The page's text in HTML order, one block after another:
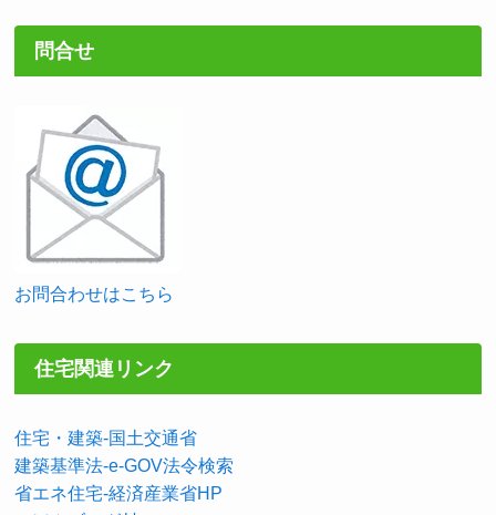
問合せ
お問合わせはこちら
住宅関連リンク
住宅・建築-国土交通省
建築基準法-e-GOV法令検索
省エネ住宅-経済産業省HP